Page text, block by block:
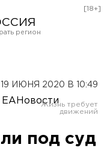
[18+]
19 ИЮНЯ 2020 В 10:49
ЕАНовости
под суд